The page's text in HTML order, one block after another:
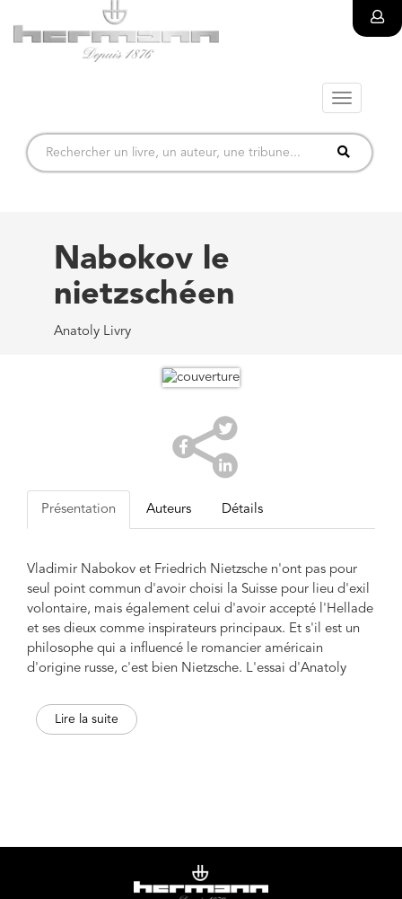
Toggle
Nabokov le
nietzschéen
Anatoly Livry
Présentation Auteurs Détails
Vladimir Nabokov et Friedrich Nietzsche n'ont pas pour
seul point commun d'avoir choisi la Suisse pour lieu d'exil
volontaire, mais également celui d'avoir accepté l'Hellade
et ses dieux comme inspirateurs principaux. Et s'il est un
philosophe qui a influencé le romancier américain
d'origine russe, c'est bien Nietzsche. L'essai d'Anatoly
textes, les thématiques communes, les emprunts et les
références. Il dessine ainsi un nouveau portrait de
Lire la suite